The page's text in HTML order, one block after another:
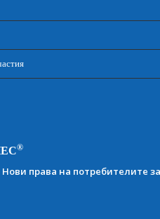
®
права на потребителите